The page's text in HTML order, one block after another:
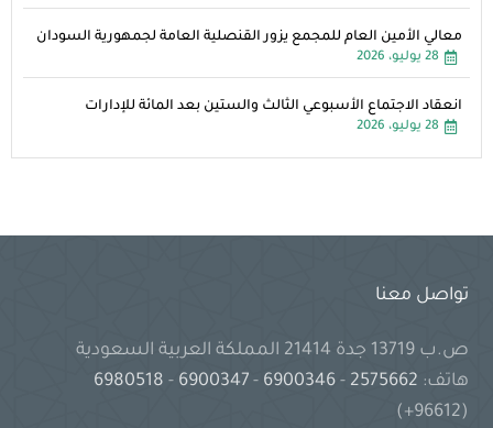
معالي الأمين العام للمجمع يزور القنصلية العامة لجمهورية السودان
28 يوليو، 2026
انعقاد الاجتماع الأسبوعي الثالث والستين بعد المائة للإدارات
28 يوليو، 2026
تواصل معنا
ص.ب 13719 جدة 21414 المملكة العربية السعودية
هاتف:
-
6900346
-
6900347
-
(96612+)